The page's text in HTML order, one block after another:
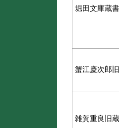
堀田文庫蔵
蟹江慶次郎
雑賀重良旧